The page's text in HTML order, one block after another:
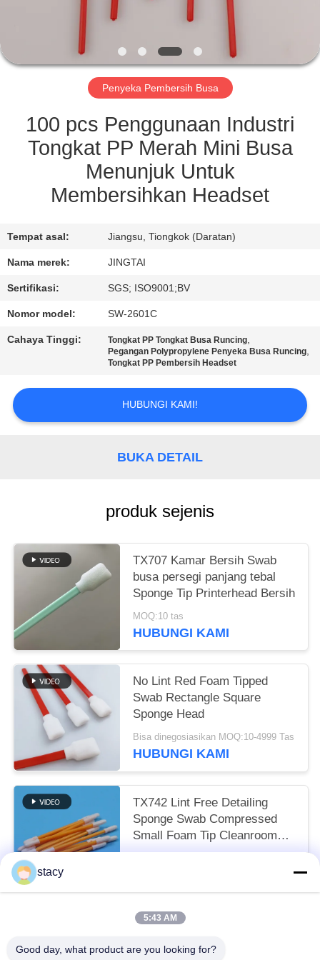
KONTROL
KUALITAS
HUBUNGI
KAMI
BERITA
KASUS
MINTA
SITEMAP
POLICY
Penyeka Pembersih Busa
100 pcs Penggunaan Industri
Tongkat PP Merah Mini Busa
Menunjuk Untuk
Membersihkan Headset
Tempat asal: Jiangsu, Tiongkok (Daratan)
Nama merek: JINGTAI
Sertifikasi: SGS; ISO9001;BV
Nomor model: SW-2601C
Cahaya Tinggi: Tongkat PP Tongkat Busa Runcing,
Pegangan Polypropylene Penyeka Busa Runcing,
Tongkat PP Pembersih Headset
HUBUNGI KAMI!
BUKA DETAIL
produk sejenis
TX707 Kamar Bersih Swab
busa persegi panjang tebal
Sponge Tip Printerhead Bersih
MOQ:10 tas
HUBUNGI KAMI
No Lint Red Foam Tipped
Swab Rectangle Square
Sponge Head
Bisa dinegosiasikan MOQ:10-4999 Tas
HUBUNGI KAMI
TX742 Lint Free Detailing
Sponge Swab Compressed
Small Foam Tip Cleanroom
Swab untuk pembersihan
stacy
5:43 AM
Good day, what product are you looking for?